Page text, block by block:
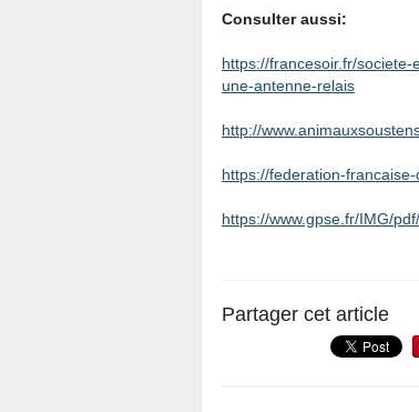
Consulter aussi:
https://francesoir.fr/
une-antenne-relais
http://
https://federation-
https://www.gpse.fr/IMG/
Partager cet article